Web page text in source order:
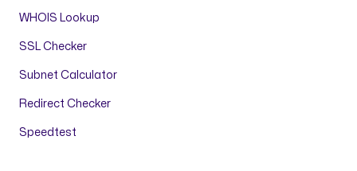
WHOIS Lookup
SSL Checker
Subnet Calculator
Redirect Checker
Speedtest